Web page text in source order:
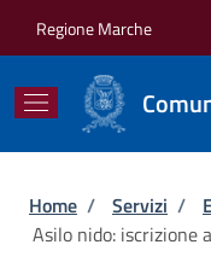
Regione Marche
Briciole di
Home / Servizi /
Asilo nido: iscrizione